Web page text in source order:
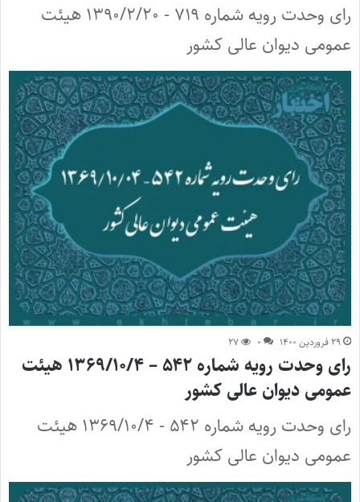
رای وحدت رویه شماره ۷۱۹ - ۱۳۹۰/۲/۲۰ هیئت
عمومی دیوان عالی کشور
۲۹ فروردین ۱۴۰۰ ۰ ۲۷
رای وحدت رویه شماره ۵۴۲ – ۱۳۶۹/۱۰/۴ هیئت
عمومی دیوان عالی کشور
رای وحدت رویه شماره ۵۴۲ - ۱۳۶۹/۱۰/۴ هیئت
عمومی دیوان عالی کشور